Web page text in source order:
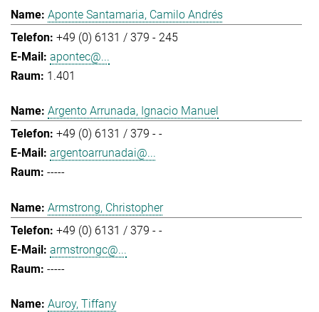
Aponte Santamaria, Camilo Andrés
+49 (0) 6131 / 379 - 245
apontec@...
1.401
Argento Arrunada, Ignacio Manuel
+49 (0) 6131 / 379 - -
argentoarrunadai@...
-----
Armstrong, Christopher
+49 (0) 6131 / 379 - -
armstrongc@...
-----
Auroy, Tiffany